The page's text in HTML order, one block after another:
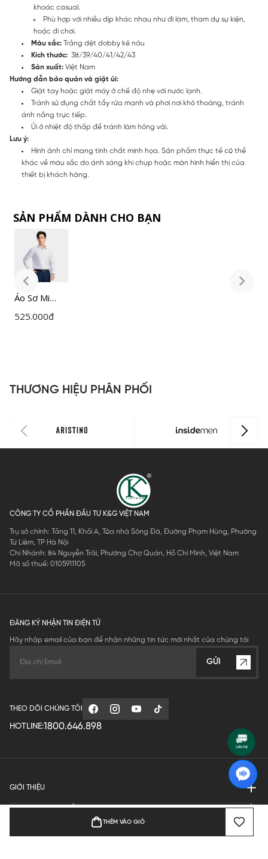
THÊM VÀO GIỎ
khoác casual.
Phù hợp với nhiều dịp khác nhau như đi làm, tham dự sự kiện,
hoặc đi chơi.
Màu sắc: Trắng dệt dobby kẻ nâu
Kích thước: 38/39/40/41/42/43
Sản xuất: Việt Nam
Hướng dẫn bảo quản và giặt ủi:
Giặt tay hoặc giặt máy ở chế độ nhẹ với nước lạnh.
Tránh sử dụng chất tẩy rửa mạnh và phơi nơi khô thoáng, tránh
ánh nắng trực tiếp.
Ủi ở nhiệt độ thấp để tránh làm hỏng vải.
Lưu ý:
Hình ảnh chỉ mang tính chất minh họa. Sản phẩm thực tế có thể
khác về màu sắc do ánh sáng khi chụp hoặc màn hình hiển thị của
thiết bị khách hàng.
SẢN PHẨM DÀNH CHO BẠN
Áo Sơ Mi
Nam Trắng
525.000đ
THƯƠNG HIỆU PHÂN PHỐI
CÔNG TY CỔ PHẦN ĐẦU TƯ K&G VIỆT NAM
Trụ sở chính: Tầng 11, Khối A, Tòa nhà Sông Đà, Đường Phạm Hùng, Phường
Từ Liêm, TP Hà Nội
Chi Nhánh: 84 Nguyễn Trãi, Phường Chợ Quán, Hồ Chí Minh, Việt Nam
Mã số thuế: 0105911105
ĐĂNG KÝ NHẬN TIN ĐIỆN TỬ
Hãy nhập email của bạn để nhận những tin tức mới nhất của chúng tôi
GỬI
THEO DÕI CHÚNG TÔI
HOTLINE:1800.646.898
GIỚI THIỆU
QUY ĐỊNH HOẠT ĐỘNG